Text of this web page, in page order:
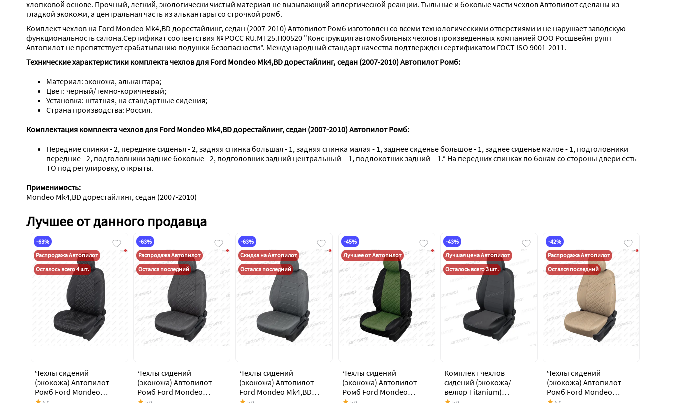
хлопковой основе. Прочный, легкий, экологически чистый материал не вызывающий аллергической реакции. Тыльные и боковые части чехлов Автопилот сделаны из
гладкой экокожи, а центральная часть из алькантары со строчкой ромб.
Комплект чехлов на Ford Mondeo Mk4,BD дорестайлинг, седан (2007-2010) Автопилот Ромб изготовлен со всеми технологическими отверстиями и не нарушает заводскую
функциональность салона.Сертификат соответствия № РОСС RU.МТ25.Н00520 "Конструкция автомобильных чехлов произведенных компанией ООО Росшвейнгрупп
Автопилот не препятствует срабатыванию подушки безопасности". Международный стандарт качества подтвержден сертификатом ГОСТ ISO 9001-2011.
Технические характеристики комплекта чехлов для Ford Mondeo Mk4,BD дорестайлинг, седан (2007-2010) Автопилот Ромб:
Материал: экокожа, алькантара;
Цвет: черный/темно-коричневый;
Установка: штатная, на стандартные сидения;
Страна производства: Россия.
Комплектация комплекта чехлов для Ford Mondeo Mk4,BD дорестайлинг, седан (2007-2010) Автопилот Ромб:
Передние спинки - 2, передние сиденья - 2, задняя спинка большая - 1, задняя спинка малая - 1, заднее сиденье большое - 1, заднее сиденье малое - 1, подголовники
передние - 2, подголовники задние боковые - 2, подголовник задний центральный – 1, подлокотник задний – 1.* На передних спинках по бокам со стороны двери есть
ТО под регулировку, открыты.
Применимость:
Mondeo Mk4,BD дорестайлинг, седан (2007-2010)
Лучшее от данного продавца
-63%
Распродажа Автопилот
Осталось всего 4 шт.
Чехлы сидений
(экокожа) Автопилот
Ромб Ford Mondeo
-63%
Распродажа Автопилот
Остался последний
Чехлы сидений
(экокожа) Автопилот
Ромб Ford Mondeo
-63%
Скидка на Автопилот
Остался последний
Чехлы сидений
(экокожа) Автопилот
Ford Mondeo Mk4,BD
-45%
Лучшее от Автопилот
Чехлы сидений
(экокожа) Автопилот
Ромб Ford Mondeo
-43%
Лучшая цена Автопилот
Осталось всего 3 шт.
Комплект чехлов
сидений (экокожа/
велюр Titanium)
-42%
Распродажа Автопилот
Остался последний
Чехлы сидений
(экокожа) Автопилот
Ромб Ford Mondeo